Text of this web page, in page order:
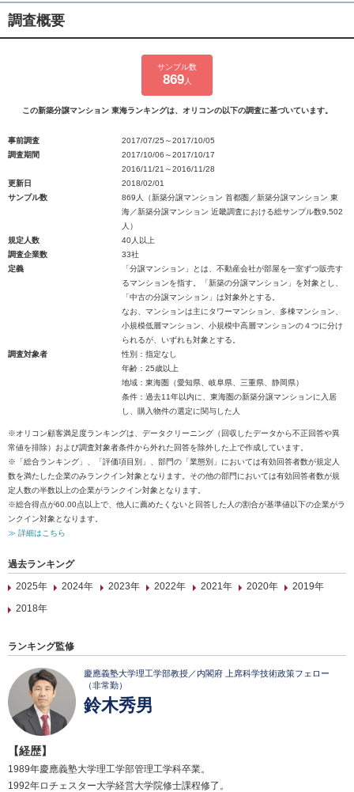
調査概要
サンプル数
869人
この新築分譲マンション 東海ランキングは、オリコンの以下の調査に基づいています。
事前調査
2017/07/25～2017/10/05
調査期間
2017/10/06～2017/10/17
2016/11/21～2016/11/28
更新日
2018/02/01
サンプル数
869人（新築分譲マンション 首都圏／新築分譲マンション 東
海／新築分譲マンション 近畿調査における総サンプル数9,502
人）
規定人数
40人以上
調査企業数
33社
定義
「分譲マンション」とは、不動産会社が部屋を一室ずつ販売す
るマンションを指す。「新築の分譲マンション」を対象とし、
「中古の分譲マンション」は対象外とする。
なお、マンションは主にタワーマンション、多棟マンション、
小規模低層マンション、小規模中高層マンションの４つに分け
られるが、いずれも対象とする。
調査対象者
性別：指定なし
年齢：25歳以上
地域：東海圏（愛知県、岐阜県、三重県、静岡県）
条件：過去11年以内に、東海圏の新築分譲マンションに入居
し、購入物件の選定に関与した人
※オリコン顧客満足度ランキングは、データクリーニング（回収したデータから不正回答や異
常値を排除）および調査対象者条件から外れた回答を除外した上で作成しています。
※「総合ランキング」、「評価項目別」、部門の「業態別」においては有効回答者数が規定人
数を満たした企業のみランクイン対象となります。その他の部門においては有効回答者数が規
定人数の半数以上の企業がランクイン対象となります。
※総合得点が60.00点以上で、他人に薦めたくないと回答した人の割合が基準値以下の企業がラ
ンクイン対象となります。
≫ 詳細はこちら
過去ランキング
2025年
2024年 2023年 2022年 2021年 2020年
2019年
2018年
ランキング監修
慶應義塾大学理工学部教授／内閣府 上席科学技術政策フェロー
（非常勤）
鈴木秀男
【経歴】
1989年慶應義塾大学理工学部管理工学科卒業。
1992年ロチェスター大学経営大学院修士課程修了。